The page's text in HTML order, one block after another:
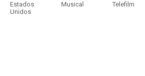
Estados
Unidos
Musical Telefilm